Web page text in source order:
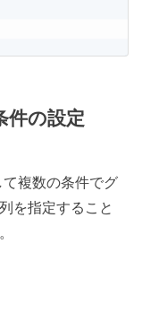
件の設定
複数の条件でグ
を指定すること